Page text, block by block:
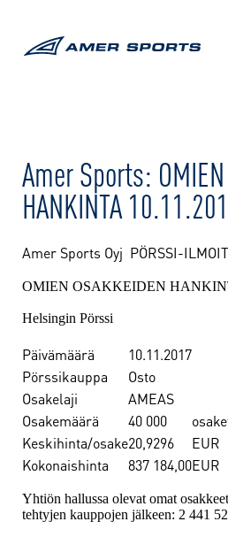
Amer Sports:
HANKINTA
Amer Sports Oyj PÖRSSI-
OMIEN OSAKKEIDEN
Helsingin Pörssi
Päivämäärä
10.11.2017
Pörssikauppa
Osto
Osakelaji
AMEAS
Osakemäärä
40 000
Keskihinta/osake20,9296
EUR
Kokonaishinta
837 184,00EUR
Yhtiön hallussa olevat omat
tehtyjen kauppojen jälkeen: 2 441